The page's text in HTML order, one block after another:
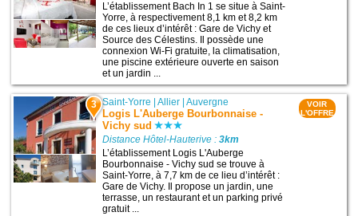
L’établissement Bach In 1 se situe à Saint-
Yorre, à respectivement 8,1 km et 8,2 km
de ces lieux d’intérêt : Gare de Vichy et
Source des Célestins. Il possède une
connexion Wi-Fi gratuite, la climatisation,
une piscine extérieure ouverte en saison
et un jardin ...
3 Saint-Yorre |Allier |Auvergne
Logis L'Auberge Bourbonnaise -
Vichy sud
Distance Hôtel-Hauterive :3km
L’établissement Logis L'Auberge
Bourbonnaise - Vichy sud se trouve à
Saint-Yorre, à 7,7 km de ce lieu d’intérêt :
Gare de Vichy. Il propose un jardin, une
terrasse, un restaurant et un parking privé
gratuit ...
VOIR
L'OFFRE